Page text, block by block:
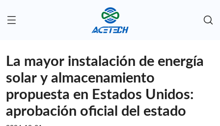
La mayor instalación de energía
solar y almacenamiento
propuesta en Estados Unidos:
aprobación oficial del estado